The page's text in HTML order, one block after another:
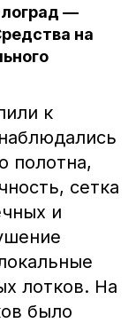
—
на
к
полотна,
сетка
и
лотков. На
было